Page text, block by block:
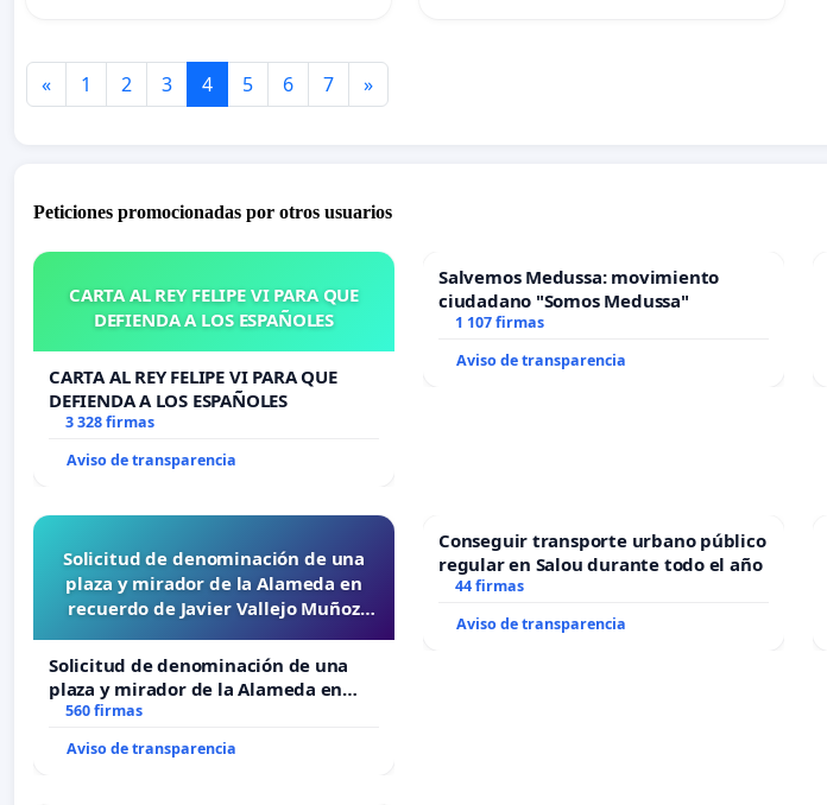
« 1 2 3 4 5 6 7 »
Peticiones promocionadas por otros usuarios
CARTA AL REY FELIPE VI PARA QUE
DEFIENDA A LOS ESPAÑOLES
CARTA AL REY FELIPE VI PARA QUE
DEFIENDA A LOS ESPAÑOLES
3 328 firmas
Aviso de transparencia
Salvemos Medussa: movimiento
ciudadano "Somos Medussa"
1 107 firmas
Aviso de transparencia
Solicitud de denominación de una
plaza y mirador de la Alameda en
recuerdo de Javier Vallejo Muñoz
Solicitud de denominación de una
plaza y mirador de la Alameda en
recuerdo de Javier Vallejo Muñoz
“Mazinger”
560 firmas
Aviso de transparencia
Conseguir transporte urbano público
regular en Salou durante todo el año
44 firmas
Aviso de transparencia